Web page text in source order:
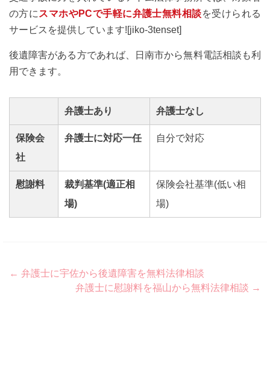
の方に スマホやPCで手軽に弁護士無料相談を受けられる
サービスを提供しています![jiko-3tenset]
後遺障害がある方であれば、日南市から無料電話相談も利
用できます。
弁護士あり 弁護士なし
保険会
社
弁護士に対応一任 自分で対応
慰謝料
裁判基準(適正相
場)
保険会社基準(低い相
場)
Post
navigation
← 弁護士に宇佐から後遺障害を無料法律相談
弁護士に慰謝料を福山から無料法律相談 →